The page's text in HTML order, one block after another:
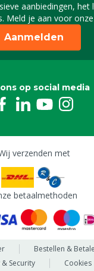
aanbiedingen, het
Meld je aan voor
Schrijf je
Aanmelden
op social media
verzenden met
betaalmethoden
Bestellen &
& Security
Cookies